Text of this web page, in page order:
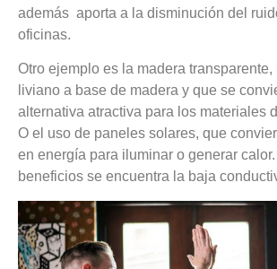
además aporta a la disminución del
oficinas.
Otro ejemplo es la madera
liviano a base de madera y que se
alternativa atractiva para los materiales
O el uso de paneles solares, que
en energía para iluminar o generar
beneficios se encuentra la baja